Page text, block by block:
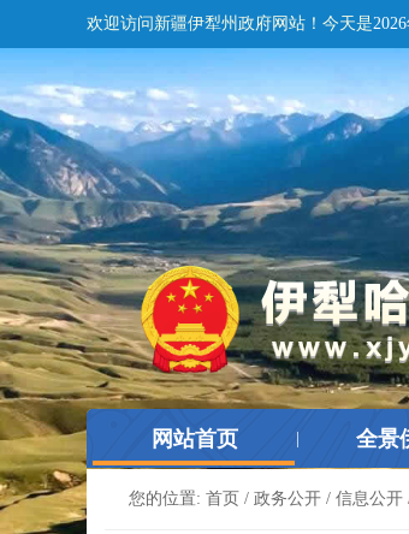
欢迎访问新疆伊犁州政府网站！ 今天是
网站首页 全景
您的位置: 首页 / 政务公开 / 信息公开